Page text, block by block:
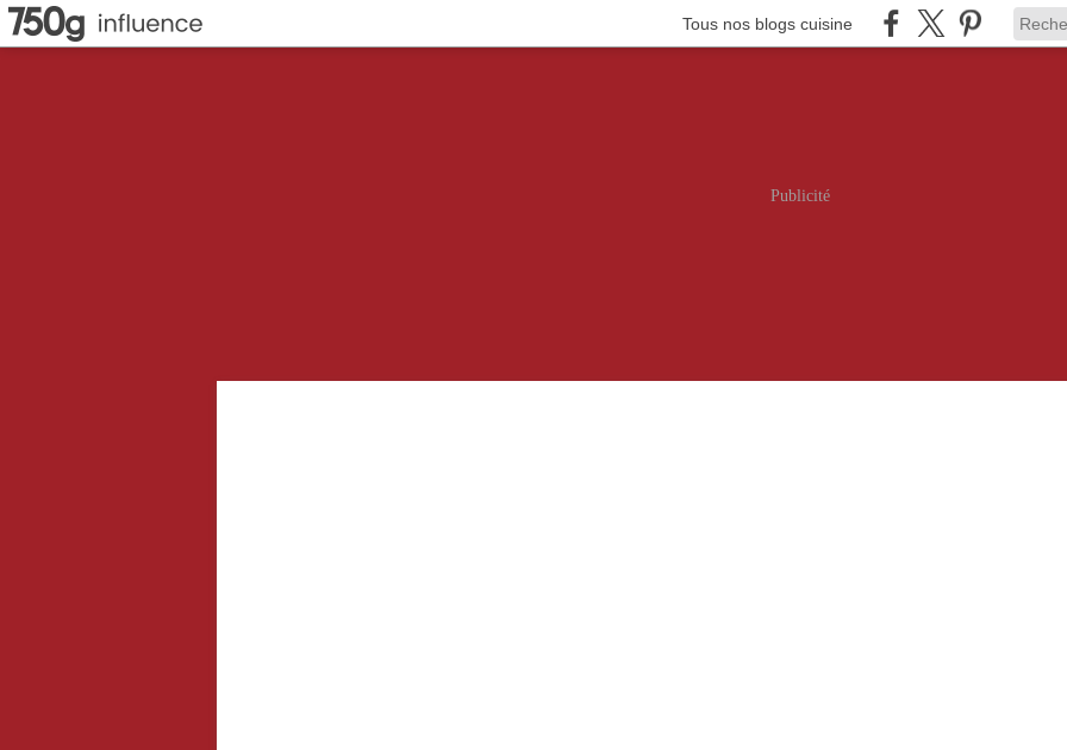
Tous nos blogs cuisine
Publicité